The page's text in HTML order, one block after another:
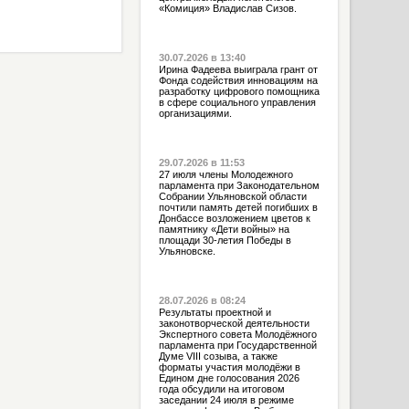
«Комиция» Владислав Сизов.
30.07.2026 в 13:40
Ирина Фадеева выиграла грант от
Фонда содействия инновациям на
разработку цифрового помощника
в сфере социального управления
организациями.
29.07.2026 в 11:53
27 июля члены Молодежного
парламента при Законодательном
Собрании Ульяновской области
почтили память детей погибших в
Донбассе возложением цветов к
памятнику «Дети войны» на
площади 30-летия Победы в
Ульяновске.
28.07.2026 в 08:24
Результаты проектной и
законотворческой деятельности
Экспертного совета Молодёжного
парламента при Государственной
Думе VIII созыва, а также
форматы участия молодёжи в
Едином дне голосования 2026
года обсудили на итоговом
заседании 24 июля в режиме